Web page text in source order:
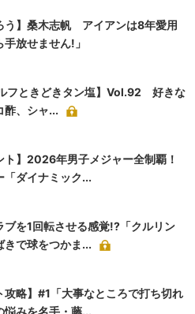
う】桑木志帆 アイアンは8年愛用
手放せません!」
ルフときどきタン塩】Vol.92 好きな
酢、シャ...
ト】2026年男子メジャー全制覇！
「ダイナミック...
ブを1回転させる感覚!?「クルリン
きで球をつかま...
攻略】#1「大事なところで打ち切れ
悩みを名手・藤...